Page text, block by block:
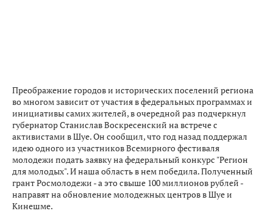
Преображение городов и исторических поселений региона
во многом зависит от участия в федеральных программах и
инициативы самих жителей, в очередной раз подчеркнул
губернатор Станислав Воскресенский на встрече с
активистами в Шуе. Он сообщил, что год назад поддержал
идею одного из участников Всемирного фестиваля
молодежи подать заявку на федеральный конкурс "Регион
для молодых". И наша область в нем победила. Полученный
грант Росмолодежи - а это свыше 100 миллионов рублей -
направят на обновление молодежных центров в Шуе и
Кинешме.